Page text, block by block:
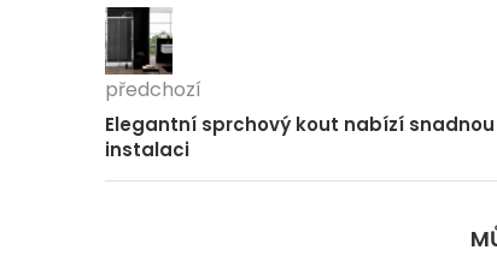
předchozí
Elegantní sprchový kout nabízí snadnou
instalaci